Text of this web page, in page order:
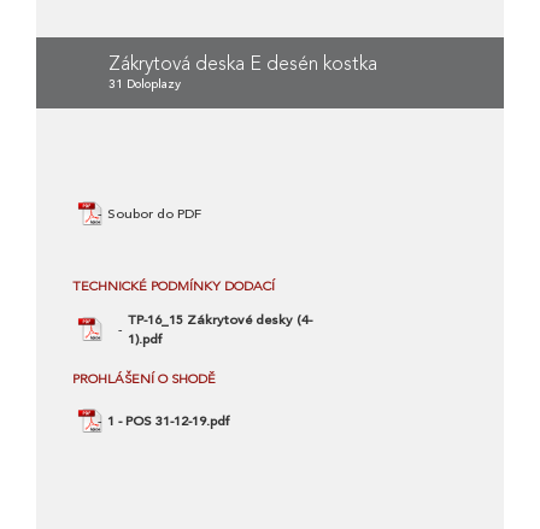
Zákrytová deska E desén kostka
31 Doloplazy
Soubor do PDF
TECHNICKÉ PODMÍNKY DODACÍ
TP-16_15 Zákrytové desky (4-
1).pdf
PROHLÁŠENÍ O SHODĚ
1 - POS 31-12-19.pdf